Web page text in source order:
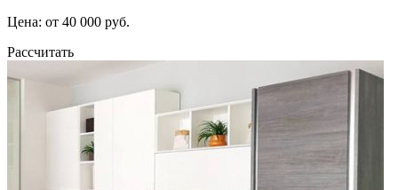
Цена: от 40 000 руб.
Рассчитать